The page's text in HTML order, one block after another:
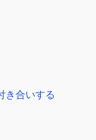
き合いする